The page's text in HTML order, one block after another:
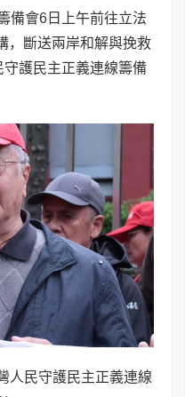
備會6日上午前往立法
，斷送兩岸和解與挽救
守護民主正義連線籌備
人民守護民主正義連線